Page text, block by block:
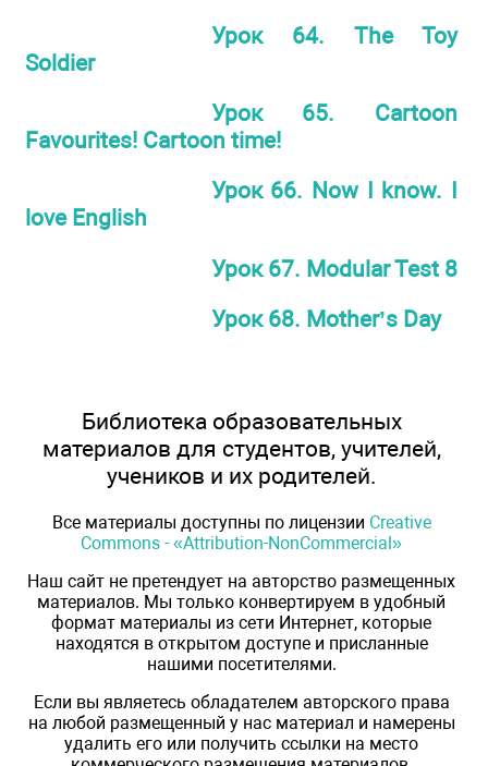
Урок 64. The Toy
Soldier
Урок 65. Cartoon
Favourites! Cartoon time!
Урок 66. Now I know. I
love English
Урок 67. Modular Test 8
Урок 68. Mother’s Day
Библиотека образовательных
материалов для студентов, учителей,
учеников и их родителей.
Все материалы доступны по лицензии Creative
Commons - «Attribution-NonCommercial»
Наш сайт не претендует на авторство размещенных
материалов. Мы только конвертируем в удобный
формат материалы из сети Интернет, которые
находятся в открытом доступе и присланные
нашими посетителями.
Если вы являетесь обладателем авторского права
на любой размещенный у нас материал и намерены
удалить его или получить ссылки на место